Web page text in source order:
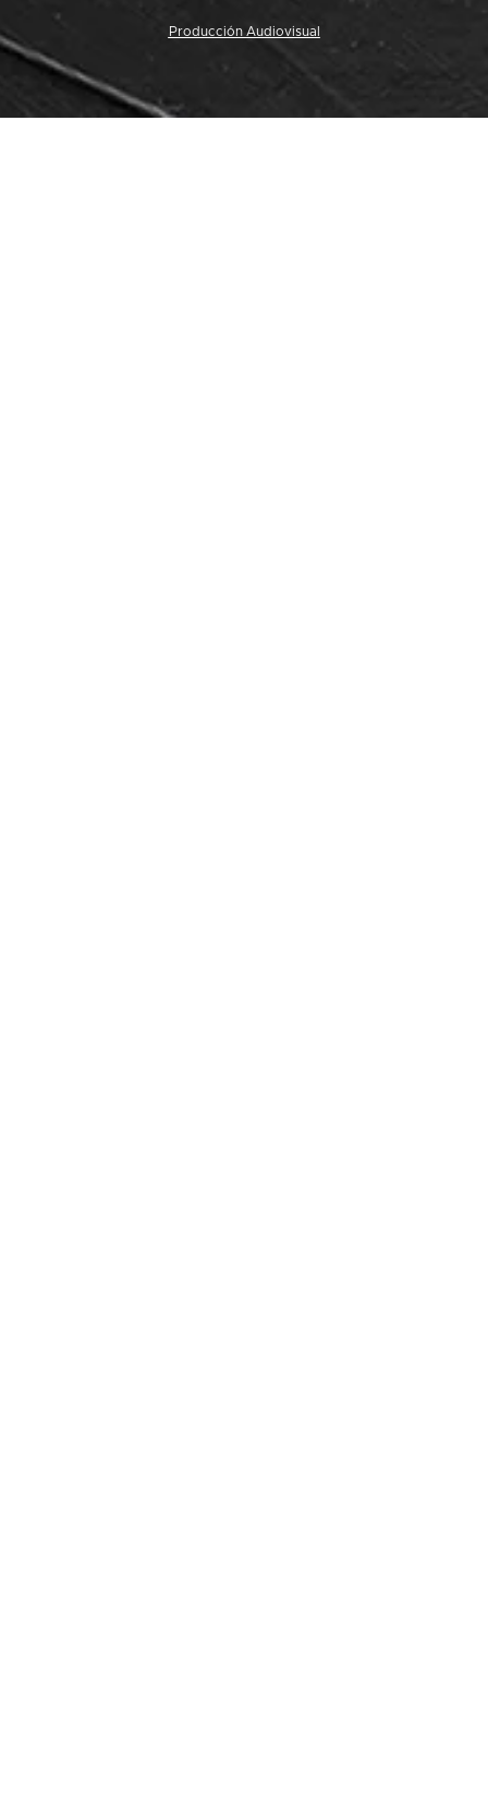
Producción Audiovisual